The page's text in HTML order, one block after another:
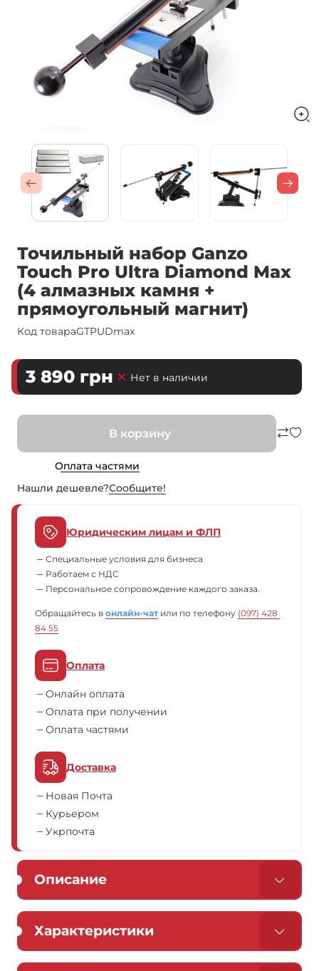
Точильный набор Ganzo
Touch Pro Ultra Diamond Max
(4 алмазных камня +
прямоугольный магнит)
Код товараGTPUDmax
3 890 грн Нет в наличии
В корзину
Оплата частями
Нашли дешевле?Сообщите!
Юридическим лицам и ФЛП
Специальные условия для бизнеса
Работаем с НДС
Персональное сопровождение каждого заказа.
Обращайтесь в онлайн-чатили по телефону (097) 428
84 55
Оплата
Онлайн оплата
Оплата при получении
Оплата частями
Доставка
Новая Почта
Курьером
Укрпочта
Описание
Характеристики